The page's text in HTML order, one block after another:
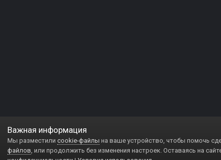
Важная информация
Мы разместили cookie-файлы на ваше устройство, чтобы помочь
файлов, или продолжить без изменения настроек. Оставаясь на